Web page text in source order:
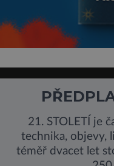
21. STOLETÍ je
technika, objevy,
téměř dvacet let